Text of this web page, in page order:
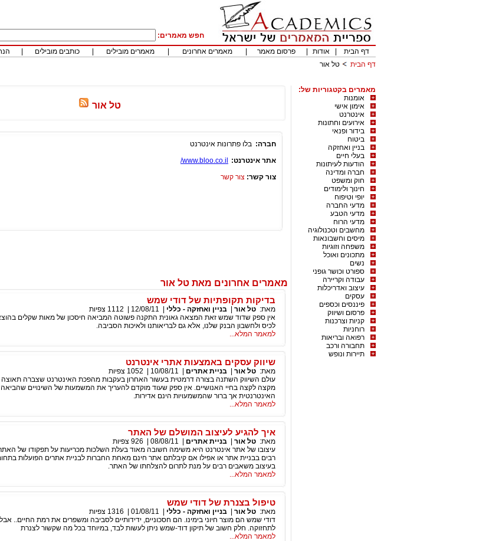
חפש מאמרים:
דף הבית
אודות פרסום מאמר מאמרים אחרונים מאמרים מובילים כותבים מובילים
דף הבית
טל אור
מאמרים בקטגוריות של:
אומנות
אימון אישי
אינטרנט
אירועים וחתונות
בידור ופנאי
ביטוח
בניין ואחזקה
בעלי חיים
הודעות לעיתונות
חברה ומדינה
חוק ומשפט
חינוך ולימודים
יופי וטיפוח
מדעי החברה
מדעי הטבע
מדעי הרוח
מחשבים וטכנולוגיה
מיסים וחשבונאות
משפחה וזוגיות
מתכונים ואוכל
נשים
ספורט וכושר גופני
עבודה וקריירה
עיצוב ואדריכלות
עסקים
פיננסים וכספים
פרסום ושיווק
קניות וצרכנות
רוחניות
רפואה ובריאות
תחבורה ורכב
תיירות ונופש
טל אור
חברה: בלו פתרונות אינטרנט
אתר אינטרנט:
www.bloo.co.il/
צור קשר: צור קשר
מאמרים אחרונים מאת טל אור
בדיקות תקופתיות של דודי שמש
מאת: טל אור בניין ואחזקה - כללי 12/08/11
1112 צפיות
אין ספק שדוד שמש זאת המצאה גאונית התקנה פשוטה המביאה חיסכון של מאות שקלים
לכיס ולחשבון הבנק שלנו, אלא גם לבריאותנו ולאיכות הסביבה.
למאמר המלא...
שיווק עסקים באמצעות אתרי אינטרנט
מאת: טל אור בניית אתרים 10/08/11
1052 צפיות
עולם השיווק השתנה בצורה דרמטית בעשור האחרון בעקבות מהפכת האינטרנט שצברה תאוצה
מקצה לקצה בחיי האנושיים. אין ספק שעוד מוקדם להעריך את המשמעות של השינויים
האינטרנטית אך ברור שהמשמעויות הינם אדירות.
למאמר המלא...
איך להגיע לעיצוב המושלם של האתר
מאת: טל אור בניית אתרים 08/08/11
926 צפיות
עיצובו של אתר אינטרנט היא משימה חשובה מאוד בעלת השלכות מכריעות על תפקודו של
רבים בבניית אתר או אפילו אם קיבלתם אתר חינם מאחת החברות לבניית אתרים הפועלות
בעיצוב משאבים רבים על מנת לתרום להצלחתו של האתר.
למאמר המלא...
טיפול בצנרת של דודי שמש
מאת: טל אור בניין ואחזקה - כללי 01/08/11
1316 צפיות
דודי שמש הם מוצר חיוני בימינו. הם חסכוניים, ידידותיים לסביבה ומשפרים את רמת החיים..
לתחזוקה. חלק חשוב של תיקון דוד-שמש ניתן לעשות לבד, במיוחד בכל מה שקשור לצנרת
למאמר המלא...